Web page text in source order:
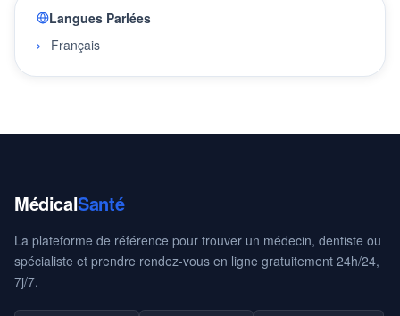
Langues Parlées
Français
MédicalSanté
La plateforme de référence pour trouver un médecin, dentiste ou
spécialiste et prendre rendez-vous en ligne gratuitement 24h/24,
7j/7.